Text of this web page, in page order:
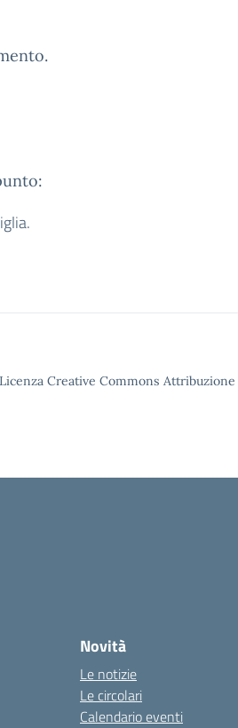
Creative Commons Attribuzione
Novità
Le notizie
Le circolari
Calendario eventi